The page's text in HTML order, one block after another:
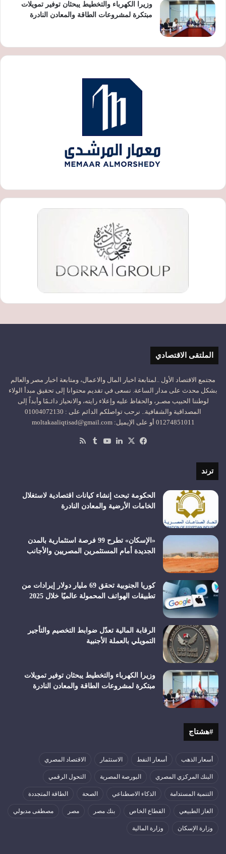
وزيرا الكهرباء والتخطيط يبحثان توفير تمويلات
مبتكرة لمشروعات الطاقة والمعادن النادرة
الملتقى الاقتصادي
مجتمع الاقتصاد الأول ..لمتابعة اخبار المال والاعمال، ومتابعة اخبار مصر والعالم
بشكل محدث على مدار الساعة. نسعى في تقديم محتوانا إلى تحقيق مبدأ الولاء
لوطننا الحبيب مصـر، والحفاظ عليه وإعلاء رايته، والانحياز دائـمًا وأبداً إلى
المصداقية والشفافية.. نرحب تواصلكم الدائم على : 01004072130
01274851011 أو على الإيميل: moltakaaliqtisad@gmail.com
فيسبوك
‫X لينكدإن‫YouTube
ترند
الحكومة تبحث إنشاء كيانات اقتصادية لاستغلال
الخامات الأرضية والمعادن النادرة
«الإسكان» تطرح 99 فرصة استثمارية بالمدن
الجديدة أمام المستثمرين المصريين والأجانب
كوريا الجنوبية تحقق 69 مليار دولار إيرادات من
تطبيقات الهواتف المحمولة عالميًا خلال 2025
الرقابة المالية تعدّل ضوابط التخصيم والتأجير
التمويلي بالعملة الأجنبية
وزيرا الكهرباء والتخطيط يبحثان توفير تمويلات
مبتكرة لمشروعات الطاقة والمعادن النادرة
#هشتاج
أسعار الذهب أسعار النفط الاستثمار الاقتصاد المصري
البنك المركزي المصري البورصة المصرية التحول الرقمي
التنمية المستدامة الذكاء الاصطناعي الصحة الطاقة المتجددة
الغاز الطبيعي القطاع الخاص بنك مصر مصر مصطفى مدبولي
وزارة الإسكان وزارة المالية